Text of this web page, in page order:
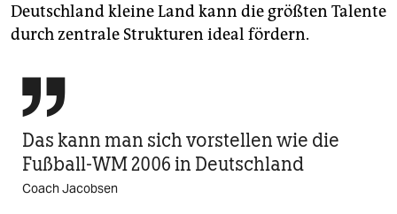
Deutschland kleine Land kann die größten Talente
durch zentrale Strukturen ideal fördern.

Das kann man sich vorstellen wie die
Fußball-WM 2006 in Deutschland
Coach Jacobsen